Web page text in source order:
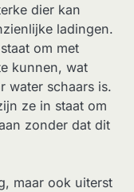
dier kan
ladingen.
om met
kunnen, wat
water schaars is.
ze in staat om
zonder dat dit
maar ook uiterst